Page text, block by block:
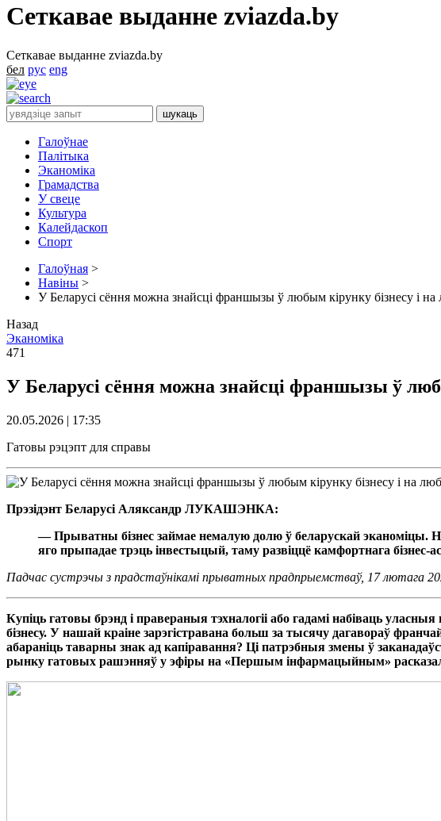
Сеткавае выданне zviazda.by
Сеткавае выданне zviazda.by
бел рус eng
Галоўнае
Палітыка
Эканоміка
Грамадства
У свеце
Культура
Калейдаскоп
Спорт
Галоўная >
Навіны >
У Беларусі сёння можна знайсці франшызы ў любым кірунку бізнесу і
Назад
Эканоміка
471
У Беларусі сёння можна знайсці франшызы ў
20.05.2026 | 17:35
Гатовы рэцэпт для справы
Прэзідэнт Беларусі Аляксандр ЛУКАШЭНКА:
— Прыватны бізнес займае немалую долю ў беларускай эканоміцы.
яго прыпадае трэць інвестыцый, таму развіццё камфортнага
Падчас сустрэчы з прадстаўнікамі прыватных прадпрыемстваў, 17 лютага
Купіць гатовы брэнд і правераныя тэхналогіі або гадамі набіваць
бізнесу. У нашай краіне зарэгістравана больш за тысячу дагавораў
абараніць таварны знак ад капіравання? Ці патрэбныя змены ў
рынку гатовых рашэнняў у эфіры на «Першым інфармацыйным»